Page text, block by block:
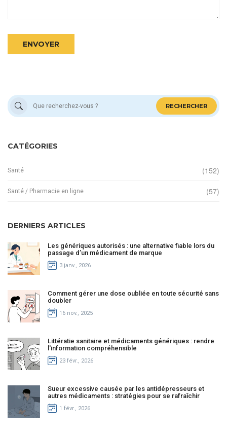
ENVOYER
RECHERCHER
CATÉGORIES
Santé (152)
Santé / Pharmacie en ligne (57)
DERNIERS ARTICLES
Les génériques autorisés : une alternative fiable lors du
passage d’un médicament de marque
3 janv., 2026
Comment gérer une dose oubliée en toute sécurité sans
doubler
16 nov., 2025
Littératie sanitaire et médicaments génériques : rendre
l'information compréhensible
23 févr., 2026
Sueur excessive causée par les antidépresseurs et
autres médicaments : stratégies pour se rafraîchir
1 févr., 2026